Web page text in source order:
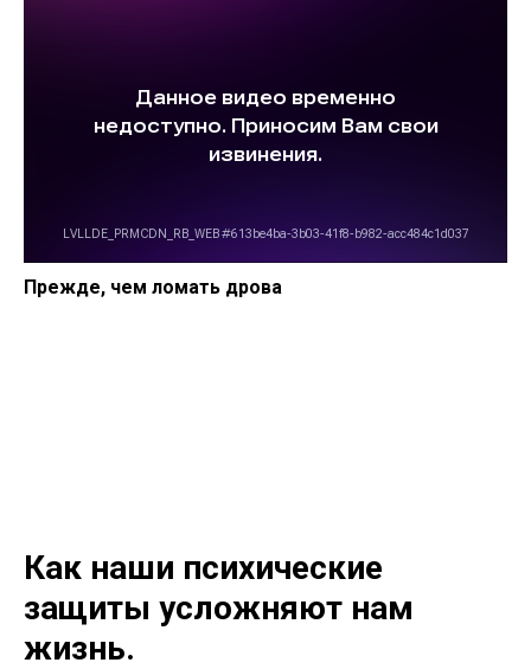
Прежде, чем ломать дрова
Как наши психические
защиты усложняют нам
жизнь.